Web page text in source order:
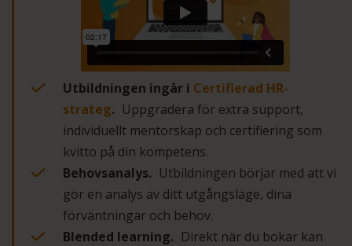
Utbildningen ingår i Certifierad HR-
strateg. Uppgradera för extra support,
individuellt mentorskap och certifiering som
kvitto på din kompetens.
Behovsanalys. Utbildningen börjar med att vi
gör en analys av ditt utgångsläge, dina
förväntningar och behov.
Blended learning. Direkt när du bokar kan